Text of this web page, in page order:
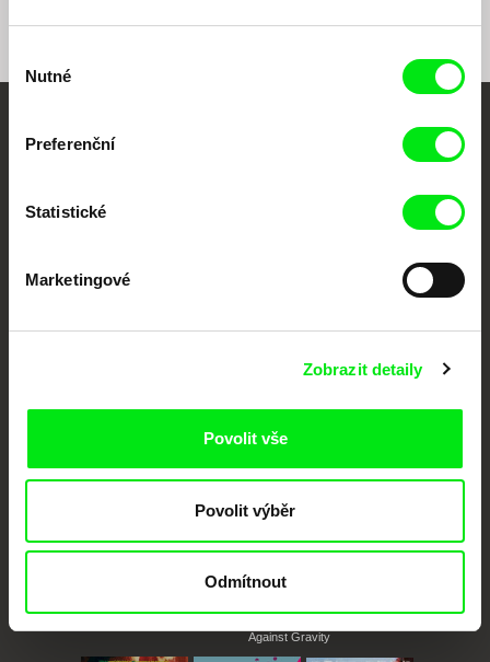
souhlasu
Nutné
Preferenční
Statistické
Marketingové
Zobrazit detaily
Povolit vše
Povolit výběr
Odmítnout
Portál DAFilms.cz je výsledkem tvůrčí spolupráce 7 klíčových evropských
posouvat hranice dokumentárního filmu, propagovat jeho rozmanitost a
podporovat kvalitní autorské filmy.
Členové Doc Alliance
Against Gravity